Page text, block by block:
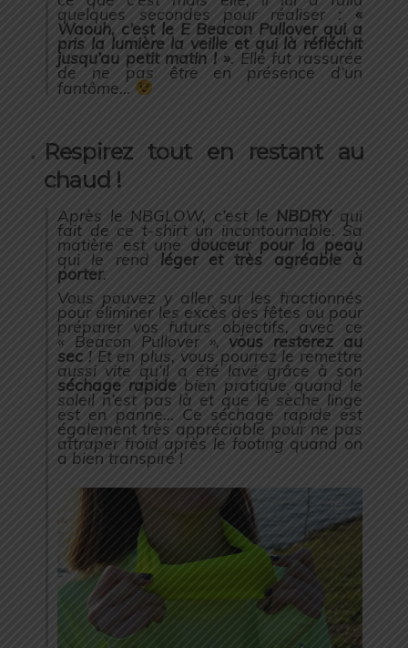
quelques secondes pour réaliser : «
Waouh, c’est le E Beacon Pullover qui a
pris la lumière la veille et qui là réfléchit
jusqu’au petit matin ! ». Elle fut rassurée
de ne pas être en présence d’un
fantôme…
Respirez tout en restant au
chaud !
Après le NBGLOW, c’est le NBDRY qui
fait de ce t-shirt un incontournable. Sa
matière est une douceur pour la peau
qui le rend léger et très agréable à
porter.
Vous pouvez y aller sur les fractionnés
pour éliminer les excès des fêtes ou pour
préparer vos futurs objectifs, avec ce
« Beacon Pullover », vous resterez au
sec ! Et en plus, vous pourrez le remettre
aussi vite qu’il a été lavé grâce à son
séchage rapide bien pratique quand le
soleil n’est pas là et que le sèche linge
est en panne… Ce séchage rapide est
également très appréciable pour ne pas
attraper froid après le footing quand on
a bien transpiré !